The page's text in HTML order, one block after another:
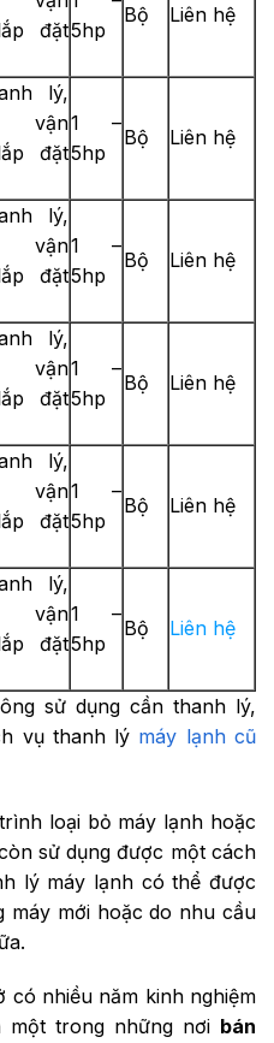
đặt5hp
Bộ Liên hệ
lý,
vận
đặt
1 –
5hp
Bộ Liên hệ
lý,
vận
đặt
1 –
5hp
Bộ Liên hệ
lý,
vận
đặt
1 –
5hp
Bộ Liên hệ
lý,
vận
đặt
1 –
5hp
Bộ Liên hệ
lý,
vận
đặt
1 –
5hp
Bộ Liên hệ
sử dụng cần thanh lý,
vụ thanh lý máy lạnh cũ
loại bỏ máy lạnh hoặc
sử dụng được một cách
lý máy lạnh có thể được
máy mới hoặc do nhu cầu
có nhiều năm kinh nghiệm
một trong những nơi bán